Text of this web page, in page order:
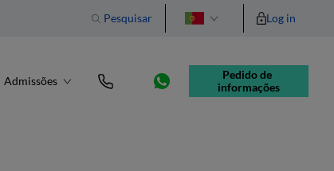
Pesquisar
English
Log in
Admissões
Pedido de
informações